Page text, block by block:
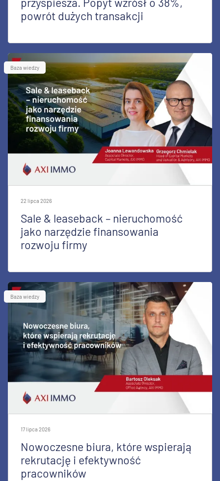
powrót dużych transakcji
Baza wiedzy
22 lipca 2026
Sale & leaseback – nieruchomość
jako narzędzie finansowania
rozwoju firmy
Baza wiedzy
17 lipca 2026
Nowoczesne biura, które wspierają
rekrutację i efektywność
pracowników